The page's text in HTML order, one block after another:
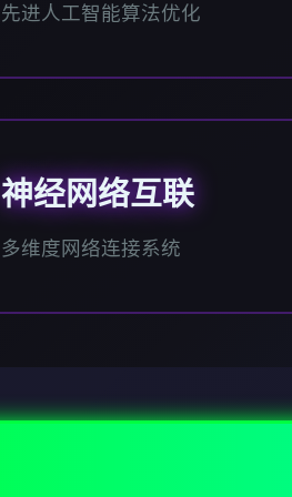
先进人工智能算法优化
神经网络互联
多维度网络连接系统